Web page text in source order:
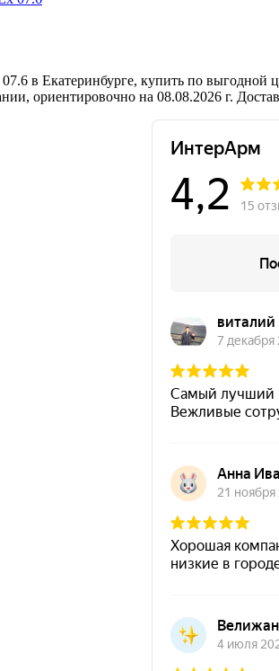
в Екатеринбурге, купить по выгодной
ориентировочно на 08.08.2026 г.